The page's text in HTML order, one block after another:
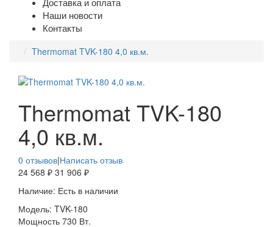
Наши новости
Контакты
Thermomat TVK-180 4,0 кв.м.
Thermomat TVK-180
4,0 кв.м.
0 отзывов|Написать отзыв
24 568 ₽ 31 906 ₽
Наличие: Есть в наличии
Модель: TVK-180
Мощность 730 Вт.